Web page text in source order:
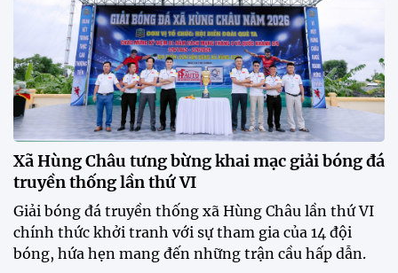
với chức vô địch VPL-S7
20:58 26/07/2026
Tài Lộc trở lại, ĐT Việt Nam
"khổ luyện" dưới nắng gắt tại
Hà Nội
12:12 26/07/2026
HLV Kim Sang-sik: "Tuyển Việt
Nam sẽ mang sự tự tin này vào